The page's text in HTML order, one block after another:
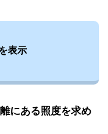
表示
にある照度を求め